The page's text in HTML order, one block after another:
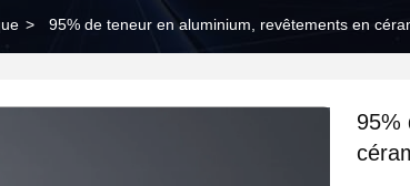
> 95% de teneur en aluminium, revêtements en
95%